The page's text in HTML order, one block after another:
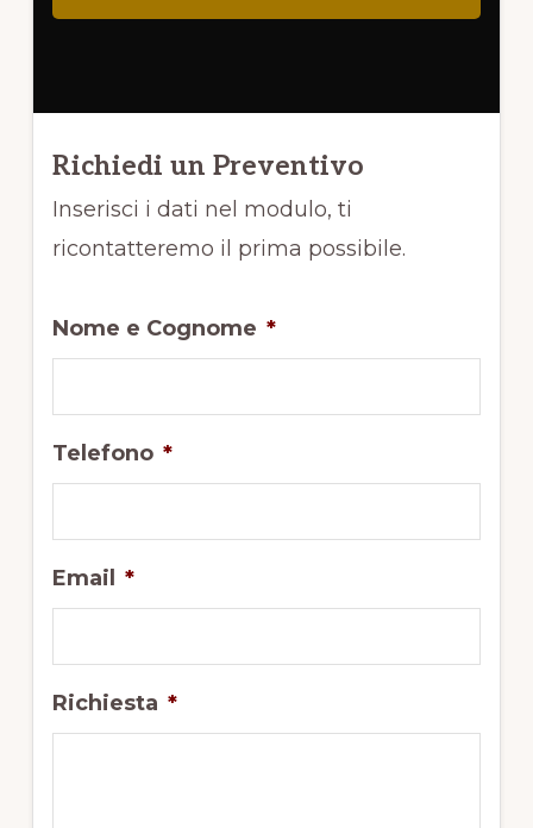
Richiedi un Preventivo
Inserisci i dati nel modulo, ti
ricontatteremo il prima possibile.
Nome e Cognome *
Telefono *
Email *
Richiesta *